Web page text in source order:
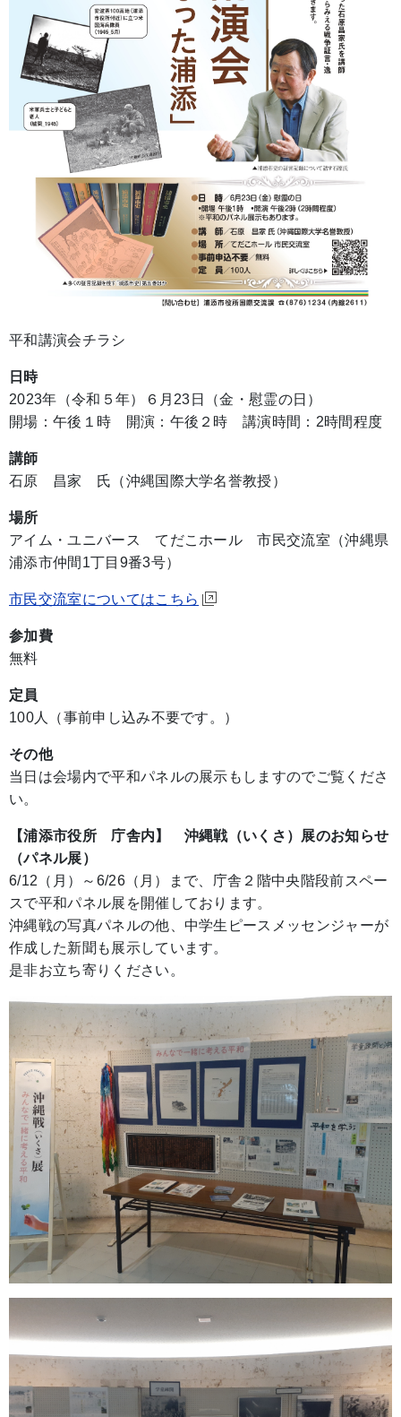
平和講演会チラシ
日時
2023年（令和５年）６月23日（金・慰霊の日）
開場：午後１時 開演：午後２時 講演時間：2時間程度
講師
石原 昌家 氏（沖縄国際大学名誉教授）
場所
アイム・ユニバース てだこホール 市民交流室（沖縄県
浦添市仲間1丁目9番3号）
市民交流室についてはこちら
参加費
無料
定員
100人（事前申し込み不要です。）
その他
当日は会場内で平和パネルの展示もしますのでご覧くださ
い。
【浦添市役所 庁舎内】 沖縄戦（いくさ）展のお知らせ
（パネル展）
6/12（月）～6/26（月）まで、庁舎２階中央階段前スペー
スで平和パネル展を開催しております。
沖縄戦の写真パネルの他、中学生ピースメッセンジャーが
作成した新聞も展示しています。
是非お立ち寄りください。